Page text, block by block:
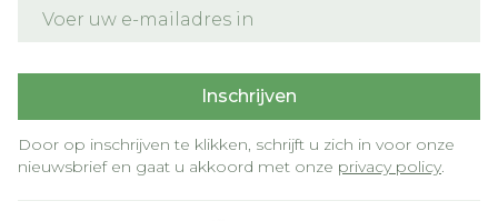
Inschrijven
Door op inschrijven te klikken, schrijft u zich in voor onze
nieuwsbrief en gaat u akkoord met onze privacy policy.